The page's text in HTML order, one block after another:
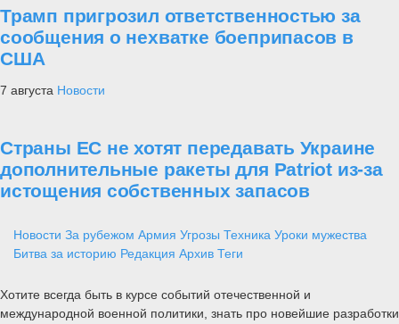
Трамп пригрозил ответственностью за
сообщения о нехватке боеприпасов в
США
7 августа Новости
Страны ЕС не хотят передавать Украине
дополнительные ракеты для Patriot из-за
истощения собственных запасов
Новости За рубежом Армия Угрозы Техника Уроки мужества
Битва за историю Редакция Архив Теги
Хотите всегда быть в курсе событий отечественной и
международной военной политики, знать про новейшие разработки